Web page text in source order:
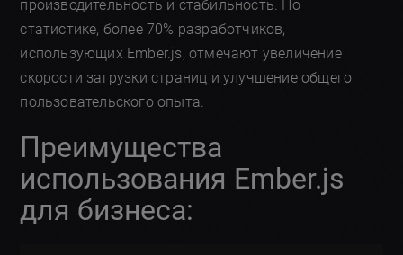
производительность и стабильность. По
статистике, более 70% разработчиков,
использующих Ember.js, отмечают увеличение
скорости загрузки страниц и улучшение общего
пользовательского опыта.
Преимущества
использования Ember.js
для бизнеса: